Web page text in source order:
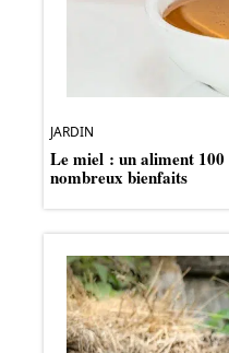
JARDIN
Le miel : un aliment
nombreux bienfaits